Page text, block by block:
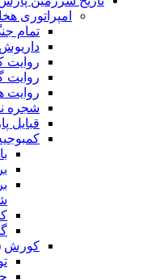
امپراتوری
تمام
داریوش
روایت
روایت
روایت
شجره
قبایل
کورش